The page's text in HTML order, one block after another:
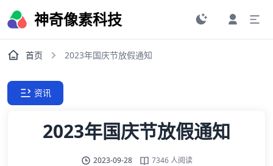
神奇像素科技
首页 2023年国庆节放假通知
资讯
2023年国庆节放假通知
2023-09-28 7346 人阅读